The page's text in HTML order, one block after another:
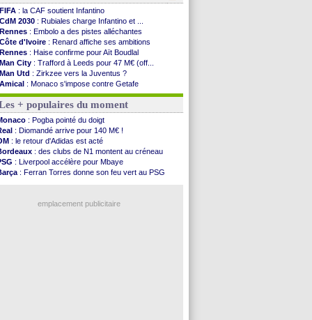
FIFA : la CAF soutient Infantino
CdM 2030 : Rubiales charge Infantino et ...
Rennes : Embolo a des pistes alléchantes
Côte d'Ivoire : Renard affiche ses ambitions
Rennes : Haise confirme pour Aït Boudlal
Man City : Trafford à Leeds pour 47 M€ (off...
Man Utd : Zirkzee vers la Juventus ?
Amical : Monaco s'impose contre Getafe
Nantes: Der Zakarian et sa relation avec Kita
OM: le club prêt à libérer Kondogbia ?
Monaco: le message touchant d'Akliouche
FIFA: Tebas en remet une couche
FIFA : l'UEFA maintient la pression
PSG: Tebas encense Luis Enrique
Real: Vinicius jusqu'en 2032 (officiel)
Lyon: Mangala va rejoindre Getafe
OM: une offre refusée pour Aguerd
: Akliouche a signé (officiel)
+ populaires du moment
: Pogba pointé du doigt
: Diomandé arrive pour 140 M€ !
: le retour d'Adidas est acté
: des clubs de N1 montent au créneau
: Liverpool accélère pour Mbaye
: Ferran Torres donne son feu vert au PSG
emplacement publicitaire